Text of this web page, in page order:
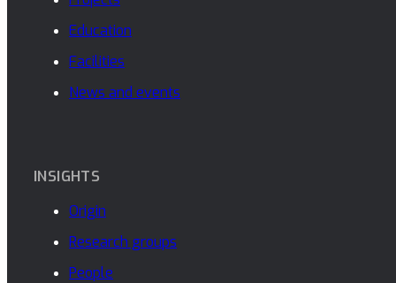
Education
Facilities
News and events
INSIGHTS
Origin
Research groups
People